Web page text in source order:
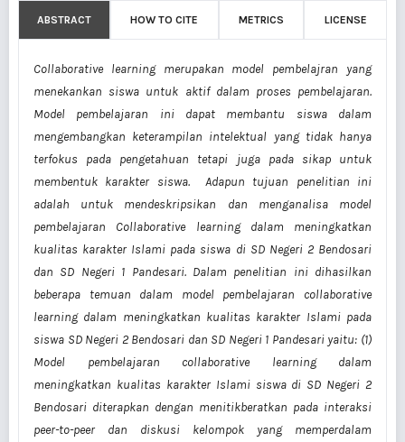
ABSTRACT HOW TO CITE METRICS LICENSE
Collaborative learning merupakan model pembelajran yang
menekankan siswa untuk aktif dalam proses pembelajaran.
Model pembelajaran ini dapat membantu siswa dalam
mengembangkan keterampilan intelektual yang tidak hanya
terfokus pada pengetahuan tetapi juga pada sikap untuk
membentuk karakter siswa. Adapun tujuan penelitian ini
adalah untuk mendeskripsikan dan menganalisa model
pembelajaran Collaborative learning dalam meningkatkan
kualitas karakter Islami pada siswa di SD Negeri 2 Bendosari
dan SD Negeri 1 Pandesari. Dalam penelitian ini dihasilkan
beberapa temuan dalam model pembelajaran collaborative
learning dalam meningkatkan kualitas karakter Islami pada
siswa SD Negeri 2 Bendosari dan SD Negeri 1 Pandesari yaitu: (1)
Model pembelajaran collaborative learning dalam
meningkatkan kualitas karakter Islami siswa di SD Negeri 2
Bendosari diterapkan dengan menitikberatkan pada interaksi
peer-to-peer dan diskusi kelompok yang memperdalam